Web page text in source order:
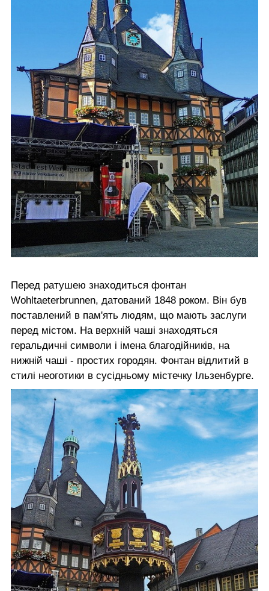
Перед ратушею знаходиться фонтан
Wohltaeterbrunnen, датований 1848 роком. Він був
поставлений в пам'ять людям, що мають заслуги
перед містом. На верхній чаші знаходяться
геральдичні символи і імена благодійників, на
нижній чаші - простих городян. Фонтан відлитий в
стилі неоготики в сусідньому містечку Ільзенбурге.